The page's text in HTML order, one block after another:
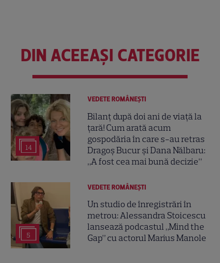
DIN ACEEAȘI CATEGORIE
14
VEDETE ROMÂNEŞTI
Bilanț după doi ani de viață la
țară! Cum arată acum
gospodăria în care s-au retras
Dragoș Bucur și Dana Nălbaru:
„A fost cea mai bună decizie”
5
VEDETE ROMÂNEŞTI
Un studio de înregistrări în
metrou: Alessandra Stoicescu
lansează podcastul „Mind the
Gap” cu actorul Marius Manole